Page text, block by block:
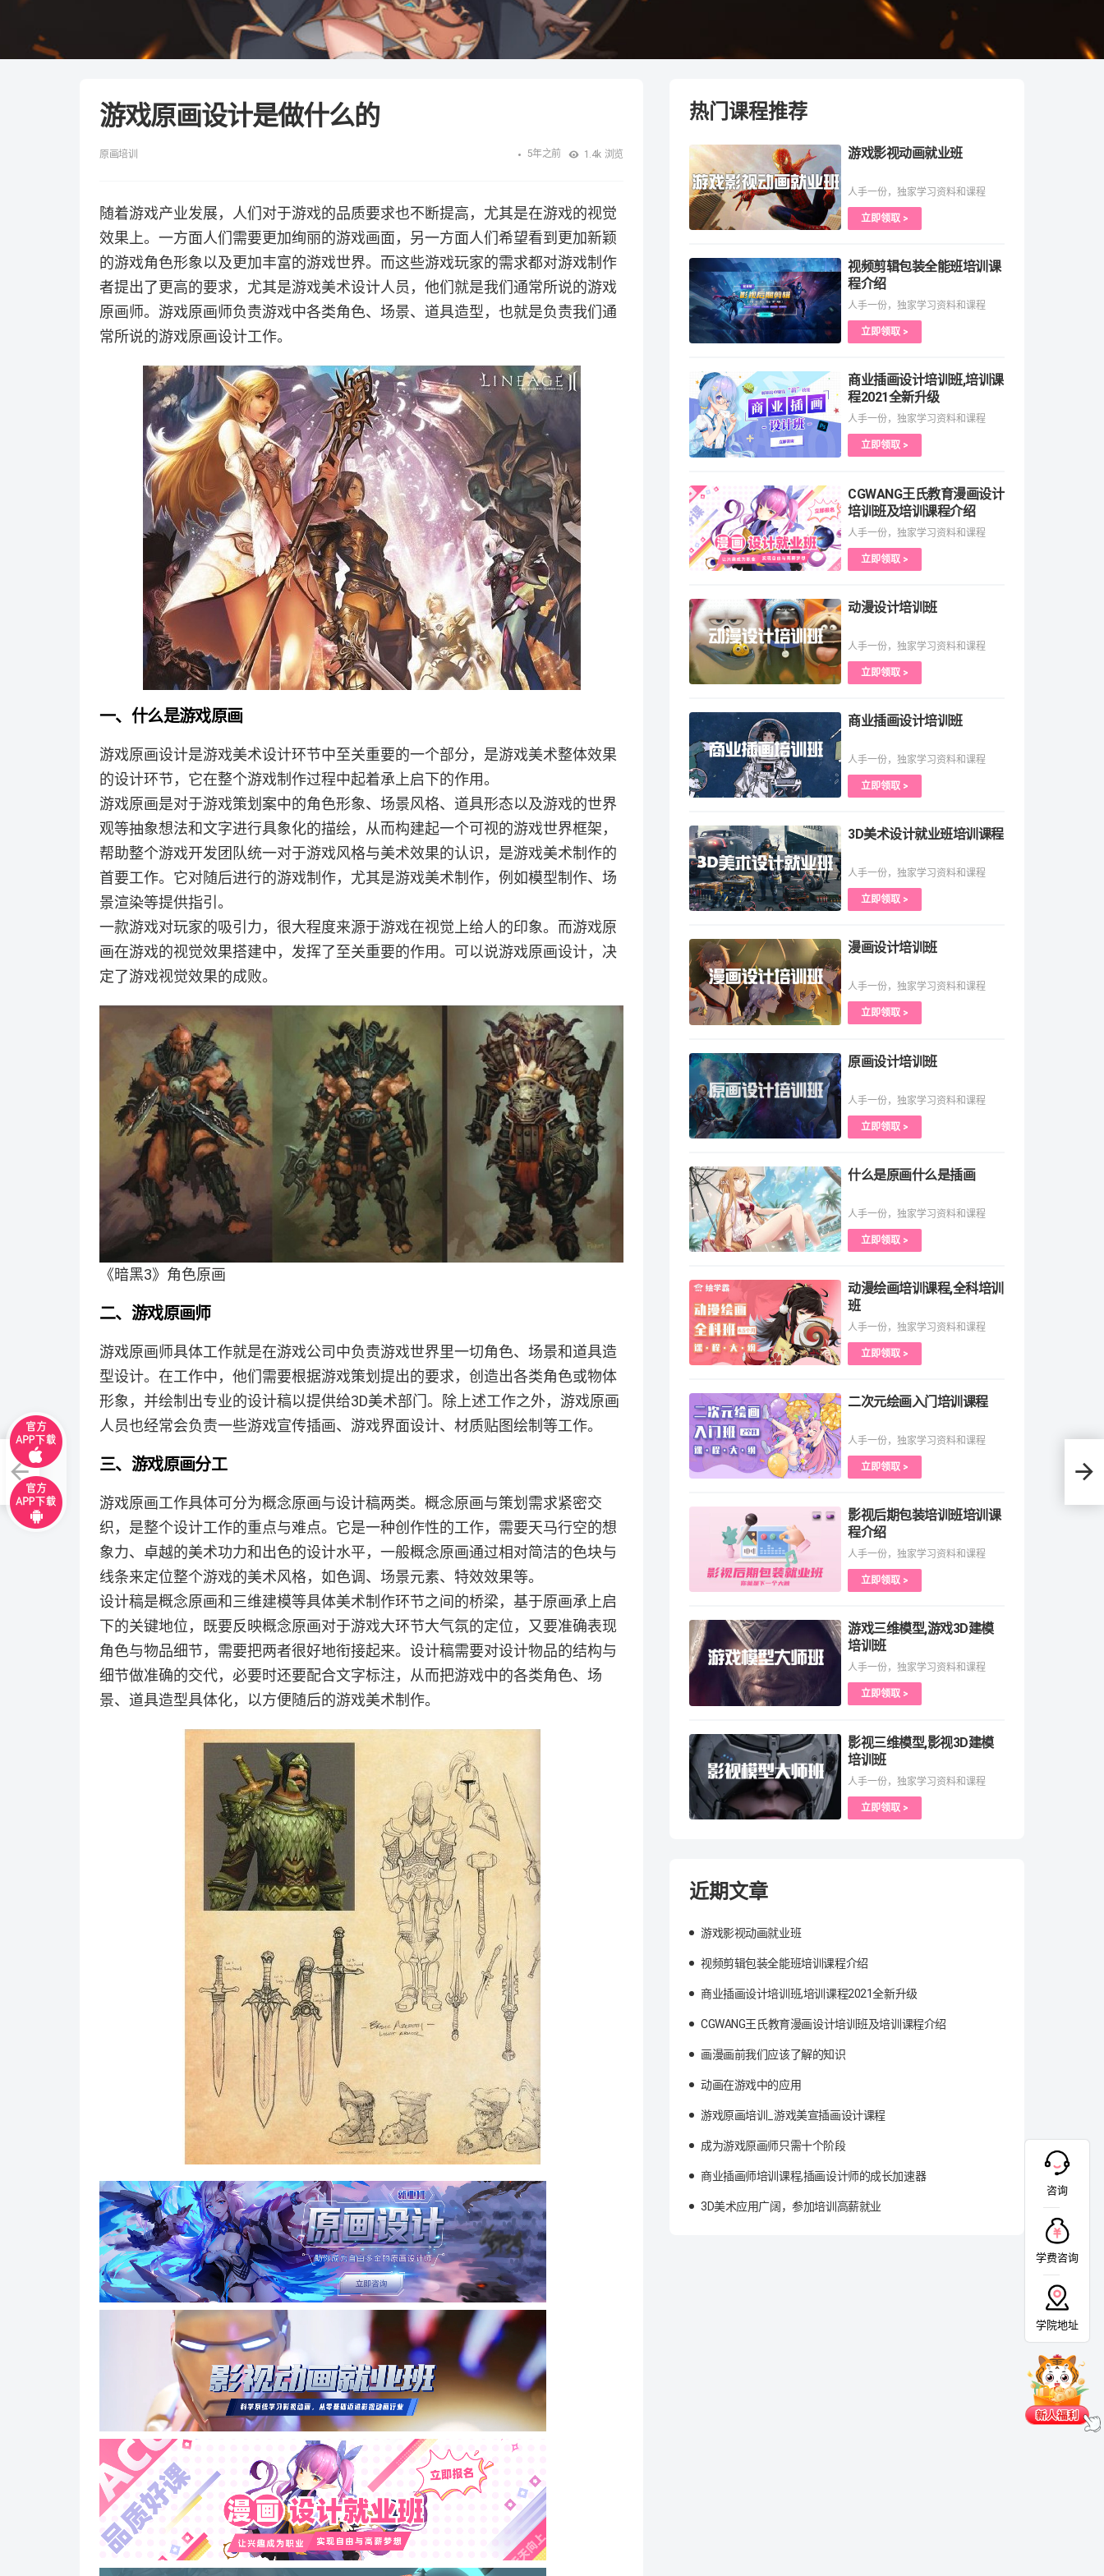
游戏原画设计是做什么的
原画培训 5年之前 1.4k 浏览
随着游戏产业发展，人们对于游戏的品质要求也不断提高，尤其是在游戏的视觉
效果上。一方面人们需要更加绚丽的游戏画面，另一方面人们希望看到更加新颖
的游戏角色形象以及更加丰富的游戏世界。而这些游戏玩家的需求都对游戏制作
者提出了更高的要求，尤其是游戏美术设计人员，他们就是我们通常所说的游戏
原画师。游戏原画师负责游戏中各类角色、场景、道具造型，也就是负责我们通
常所说的游戏原画设计工作。
一、什么是游戏原画
游戏原画设计是游戏美术设计环节中至关重要的一个部分，是游戏美术整体效果
的设计环节，它在整个游戏制作过程中起着承上启下的作用。
游戏原画是对于游戏策划案中的角色形象、场景风格、道具形态以及游戏的世界
观等抽象想法和文字进行具象化的描绘，从而构建起一个可视的游戏世界框架，
帮助整个游戏开发团队统一对于游戏风格与美术效果的认识，是游戏美术制作的
首要工作。它对随后进行的游戏制作，尤其是游戏美术制作，例如模型制作、场
景渲染等提供指引。
一款游戏对玩家的吸引力，很大程度来源于游戏在视觉上给人的印象。而游戏原
画在游戏的视觉效果搭建中，发挥了至关重要的作用。可以说游戏原画设计，决
定了游戏视觉效果的成败。
《暗黑3》角色原画
二、游戏原画师
游戏原画师具体工作就是在游戏公司中负责游戏世界里一切角色、场景和道具造
型设计。在工作中，他们需要根据游戏策划提出的要求，创造出各类角色或物体
形象，并绘制出专业的设计稿以提供给3D美术部门。除上述工作之外，游戏原画
人员也经常会负责一些游戏宣传插画、游戏界面设计、材质贴图绘制等工作。
三、游戏原画分工
游戏原画工作具体可分为概念原画与设计稿两类。概念原画与策划需求紧密交
织，是整个设计工作的重点与难点。它是一种创作性的工作，需要天马行空的想
象力、卓越的美术功力和出色的设计水平，一般概念原画通过相对简洁的色块与
线条来定位整个游戏的美术风格，如色调、场景元素、特效效果等。
设计稿是概念原画和三维建模等具体美术制作环节之间的桥梁，基于原画承上启
下的关键地位，既要反映概念原画对于游戏大环节大气氛的定位，又要准确表现
角色与物品细节，需要把两者很好地衔接起来。设计稿需要对设计物品的结构与
细节做准确的交代，必要时还要配合文字标注，从而把游戏中的各类角色、场
景、道具造型具体化，以方便随后的游戏美术制作。
几何
热门课程推荐
游戏影视动画就业班
人手一份，独家学习资料和课程
立即领取 >
视频剪辑包装全能班培训课
程介绍
人手一份，独家学习资料和课程
立即领取 >
商业插画设计培训班,培训课
程2021全新升级
人手一份，独家学习资料和课程
立即领取 >
CGWANG王氏教育漫画设计
培训班及培训课程介绍
人手一份，独家学习资料和课程
立即领取 >
动漫设计培训班
人手一份，独家学习资料和课程
立即领取 >
商业插画设计培训班
人手一份，独家学习资料和课程
立即领取 >
3D美术设计就业班培训课程
人手一份，独家学习资料和课程
立即领取 >
漫画设计培训班
人手一份，独家学习资料和课程
立即领取 >
原画设计培训班
人手一份，独家学习资料和课程
立即领取 >
什么是原画什么是插画
人手一份，独家学习资料和课程
立即领取 >
动漫绘画培训课程,全科培训
班
人手一份，独家学习资料和课程
立即领取 >
二次元绘画入门培训课程
人手一份，独家学习资料和课程
立即领取 >
影视后期包装培训班培训课
程介绍
人手一份，独家学习资料和课程
立即领取 >
游戏三维模型,游戏3D建模
培训班
人手一份，独家学习资料和课程
立即领取 >
影视三维模型,影视3D建模
培训班
人手一份，独家学习资料和课程
立即领取 >
近期文章
游戏影视动画就业班
视频剪辑包装全能班培训课程介绍
商业插画设计培训班,培训课程2021全新升级
CGWANG王氏教育漫画设计培训班及培训课程介绍
画漫画前我们应该了解的知识
动画在游戏中的应用
游戏原画培训_游戏美宣插画设计课程
成为游戏原画师只需十个阶段
商业插画师培训课程,插画设计师的成长加速器
3D美术应用广阔，参加培训高薪就业
咨询
学费咨询
学院地址